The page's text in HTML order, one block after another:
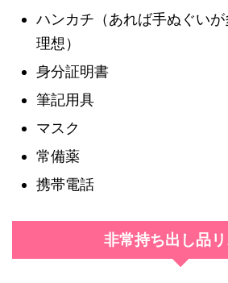
ハンカチ（あれば手ぬぐい
理想）
身分証明書
筆記用具
マスク
常備薬
携帯電話
非常持ち出し品リ